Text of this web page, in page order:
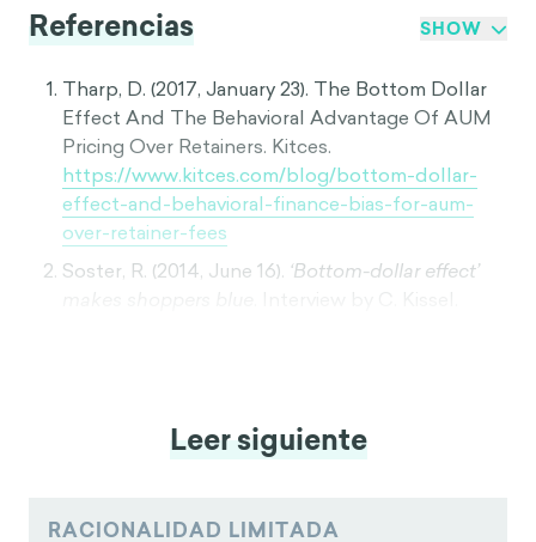
Referencias SHOW
Tharp, D. (2017, January 23). The Bottom Dollar
Effect And The Behavioral Advantage Of AUM
Pricing Over Retainers. Kitces.
https://www.kitces.com/blog/bottom-dollar-
effect-and-behavioral-finance-bias-for-aum-
over-retainer-fees
Soster, R. (2014, June 16). ‘Bottom-dollar effect’
Coglode. (2020, September 1).Bottom Dollar
Leer siguiente
RACIONALIDAD LIMITADA